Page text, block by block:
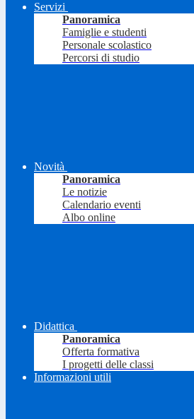
Servizi
Panoramica
Famiglie e studenti
Personale scolastico
Percorsi di studio
Novità
Panoramica
Le notizie
Calendario eventi
Albo online
Didattica
Panoramica
Offerta formativa
I progetti delle classi
Informazioni utili